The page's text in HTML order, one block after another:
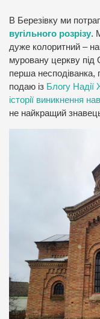
В Березівку ми
вугільного розрізу.
дуже колоритний –
муровану церкву
перша несподіванка,
подаю із Блогу Надії
історії виникнення
не найкращий